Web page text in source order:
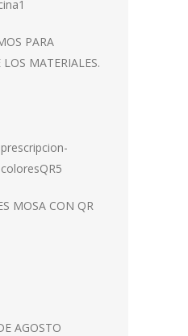
PARA
MATERIALES.
MOSA CON QR
AGOSTO